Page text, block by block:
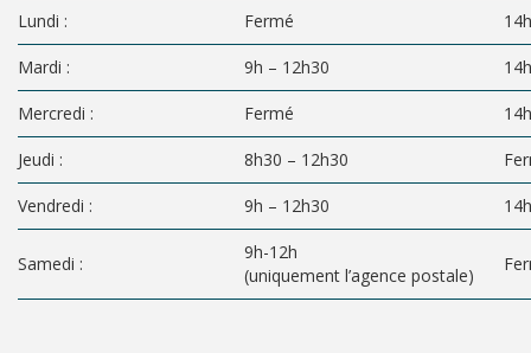
Lundi : Fermé
Mardi : 9h – 12h30
Mercredi : Fermé
Jeudi : 8h30 – 12h30
Vendredi : 9h – 12h30
Samedi :
9h-12h
(uniquement l’agence postale)